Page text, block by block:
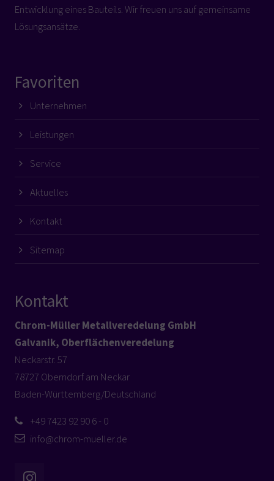
Entwicklung eines Bauteils. Wir freuen uns auf gemeinsame
Lösungsansätze.
Favoriten
Unternehmen
Leistungen
Service
Aktuelles
Kontakt
Sitemap
Kontakt
Chrom-Müller Metallveredelung GmbH
Galvanik, Oberflächenveredelung
Neckarstr. 57
78727 Oberndorf am Neckar
Baden-Württemberg/Deutschland
+49 7423 92 90 6 - 0
info@chrom-mueller.de